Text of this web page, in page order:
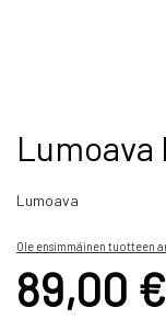
Skip
to
beginning
the
gallery
Lumoava
Ole ensimmäinen tuotteen
89,00 €